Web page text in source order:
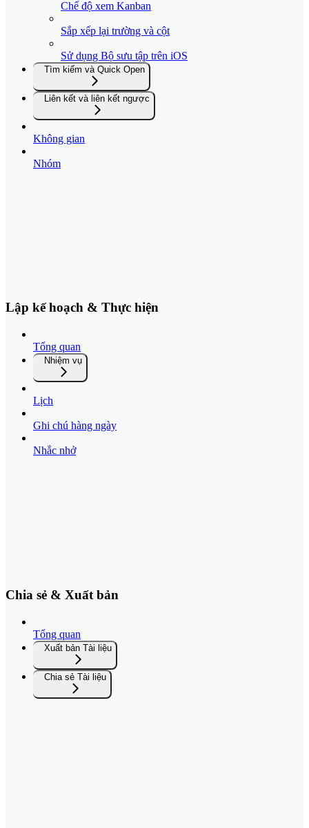
Chế độ xem Kanban
Sắp xếp lại trường và cột
Sử dụng Bộ sưu tập trên iOS
Tìm kiếm và Quick Open
Liên kết và liên kết ngược
Không gian
Nhóm
Lập kế hoạch & Thực hiện
Tổng quan
Nhiệm vụ
Lịch
Ghi chú hàng ngày
Nhắc nhở
Chia sẻ & Xuất bản
Tổng quan
Xuất bản Tài liệu
Chia sẻ Tài liệu